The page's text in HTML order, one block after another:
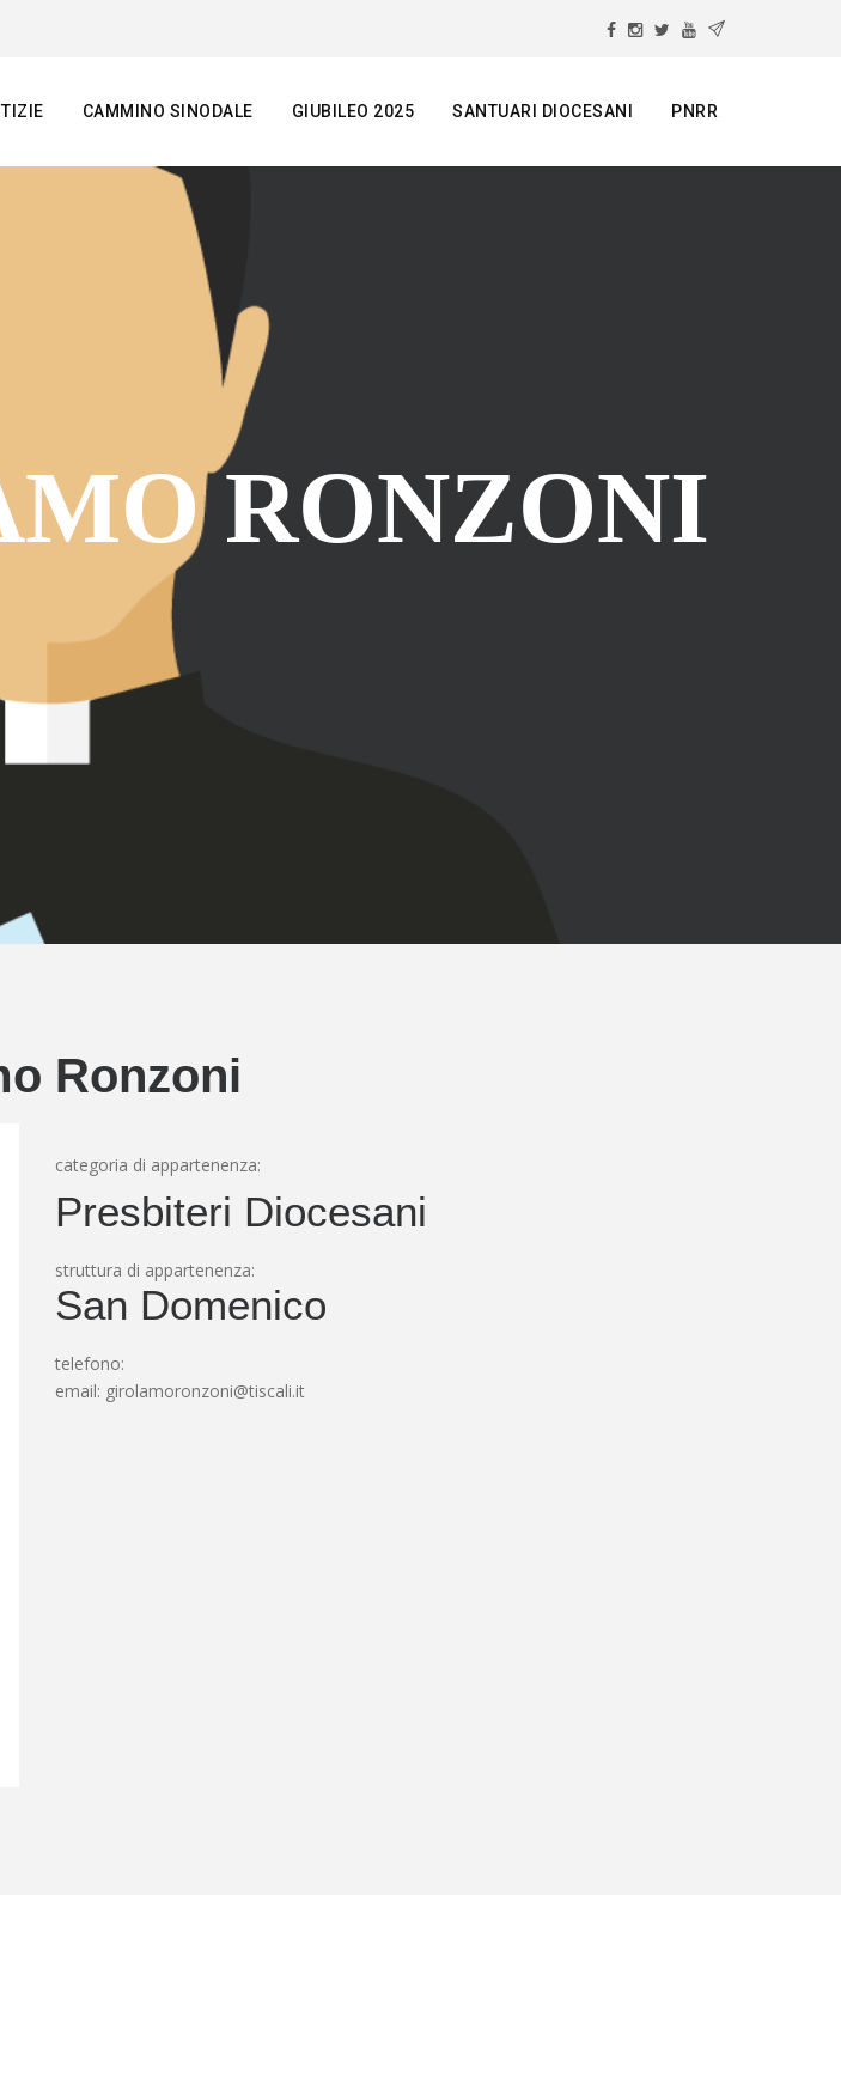
CAMMINO SINODALE GIUBILEO 2025 SANTUARI DIOCESANI PNRR
RONZONI
Ronzoni
categoria di appartenenza:
Presbiteri Diocesani
struttura di appartenenza:
San Domenico
telefono:
email: girolamoronzoni@tiscali.it